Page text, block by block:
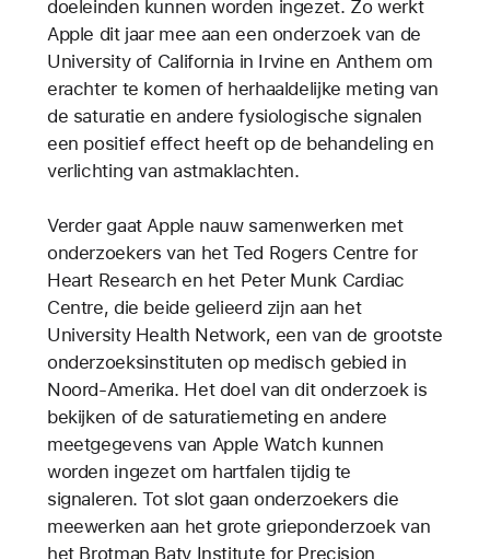
doeleinden kunnen worden ingezet. Zo werkt
Apple dit jaar mee aan een onderzoek van de
University of California in Irvine en Anthem om
erachter te komen of herhaaldelijke meting van
de saturatie en andere fysiologische signalen
een positief effect heeft op de behandeling en
verlichting van astmaklachten.
Verder gaat Apple nauw samenwerken met
onderzoekers van het Ted Rogers Centre for
Heart Research en het Peter Munk Cardiac
Centre, die beide gelieerd zijn aan het
University Health Network, een van de grootste
onderzoeksinstituten op medisch gebied in
Noord-Amerika. Het doel van dit onderzoek is
bekijken of de saturatiemeting en andere
meetgegevens van Apple Watch kunnen
worden ingezet om hartfalen tijdig te
signaleren. Tot slot gaan onderzoekers die
meewerken aan het grote grieponderzoek van
het Brotman Baty Institute for Precision